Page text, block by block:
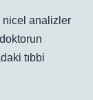
nicel analizler
tıbbi